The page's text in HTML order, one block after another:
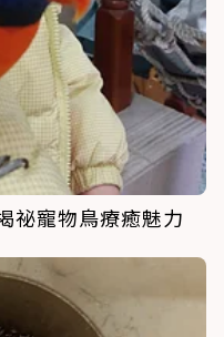
祕寵物鳥療癒魅力